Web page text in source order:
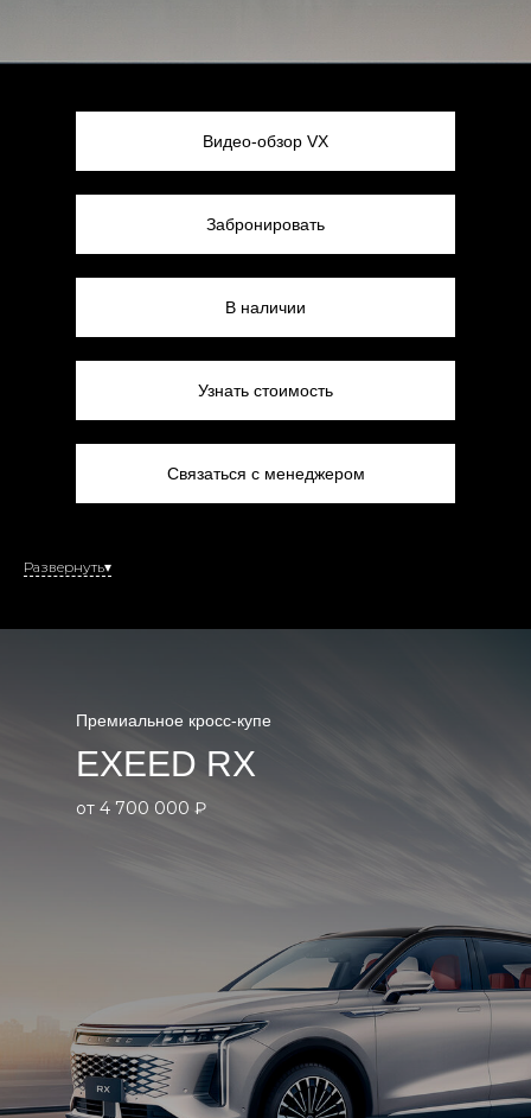
Забронировать
Видео-обзор VX
Узнать стоимость
В наличии
Связаться с менеджером
Развернуть▾
EXEED RX
Премиальное кросс-купе
от 4 700 000 ₽